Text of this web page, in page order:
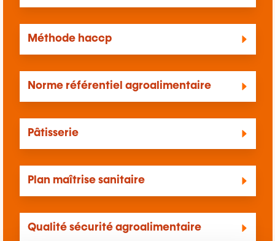
Méthode haccp
Norme référentiel agroalimentaire
Pâtisserie
Plan maîtrise sanitaire
Qualité sécurité agroalimentaire